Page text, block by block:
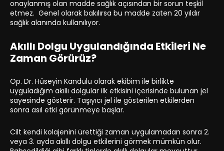
onaylanmış olan madde sağlık açısından bir sorun teşkil
etmez. Genel olarak bakılırsa bu madde zaten 20 yıldır
sağlık alanında kullanılıyor.
Akıllı Dolgu Uygulandığında Etkileri Ne
Zaman Görürüz?
Op. Dr. Hüseyin Kandulu olarak ekibim ile birlikte
uyguladığım akıllı dolgular ilk etkisini içerisinde bulunan jel
sayesinde gösterir. Taşıyıcı jel ile gösterilen etkilerden
sonra asıl etki görünmeye başlar.
Cilt kendi kolajenini ürettiği zaman uygulamadan sonra 2.
veya 3. ayda akıllı dolgu etkilerini görmek mümkün olur.